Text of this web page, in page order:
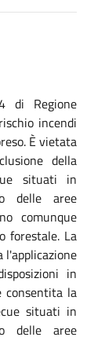
di Regione
incendi
È vietata
della
situati in
delle aree
comunque
forestale. La
l'applicazione
in
consentita la
situati in
delle aree